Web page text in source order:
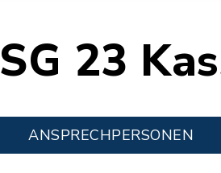
SG 23
ANSPRECHPERSONEN